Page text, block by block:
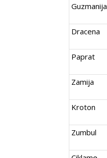
Guzmanija
Dracena
Paprat
Zamija
Kroton
Zumbul